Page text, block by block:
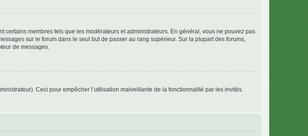
membres tels que les modérateurs et administrateurs. En général, vous ne pouvez pas
sur le forum dans le seul but de passer au rang supérieur. Sur la plupart des forums,
de messages.
Ceci pour empêcher l’utilisation malveillante de la fonctionnalité par les invités.